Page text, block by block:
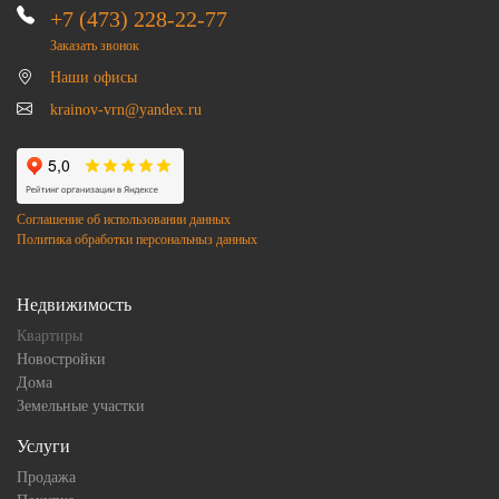
+7 (473) 228-22-77
Заказать звонок
Наши офисы
krainov-vrn@yandex.ru
Соглашение об использовании данных
Политика обработки персональныз данных
Недвижимость
Квартиры
Новостройки
Дома
Земельные участки
Услуги
Продажа